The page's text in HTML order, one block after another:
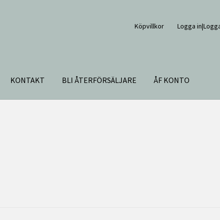
Köpvillkor Logga
KONTAKT BLI ÅTERFÖRSÄLJARE ÅF KONTO